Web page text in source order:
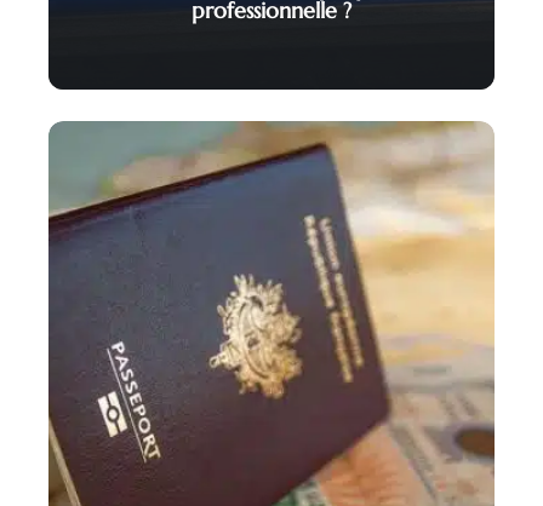
professionnelle ?